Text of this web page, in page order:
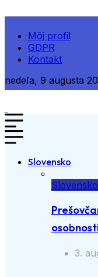
Môj profil
GDPR
Kontakt
nedeľa, 9 augusta
Slovensko
Slovensko
3.